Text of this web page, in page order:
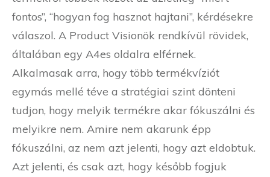
fontos”, “hogyan fog hasznot hajtani”, kérdésekre
válaszol. A Product Visionök rendkívül rövidek,
általában egy A4es oldalra elférnek.
Alkalmasak arra, hogy több termékvíziót
egymás mellé téve a stratégiai szint dönteni
tudjon, hogy melyik termékre akar fókuszálni és
melyikre nem. Amire nem akarunk épp
fókuszálni, az nem azt jelenti, hogy azt eldobtuk.
Azt jelenti, és csak azt, hogy később fogjuk